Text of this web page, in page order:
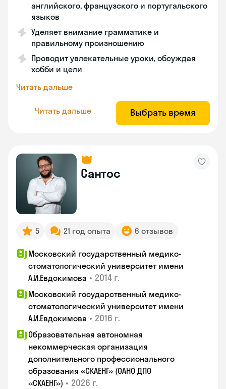
английского, французского и португальского
языков
Уделяет внимание грамматике и
правильному произношению
Проводит увлекательные уроки, обсуждая
хобби и цели
Читать дальше
Читать дальше Выбрать время
Сантос
5 21 год опыта 6 отзывов
Московский государственный медико-
стоматологический университет имени
А.И.Евдокимова • 2014 г.
Московский государственный медико-
стоматологический университет имени
А.И.Евдокимова • 2016 г.
Образовательная автономная
некоммерческая организация
дополнительного профессионального
образования «СКАЕНГ» (ОАНО ДПО
«СКАЕНГ») • 2026 г.